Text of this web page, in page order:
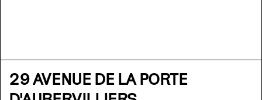
29 AVENUE DE LA PORTE